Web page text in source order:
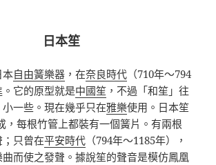
日本笙
本自由簧樂器 ，在奈良時代 （710年～794
它的原型就是中國笙 ，不過「和笙」往
一些。現在幾乎只在雅樂使用。日本笙
，每根竹管上都裝有一個簧片。有兩根
只曾在平安時代 （794年～1185年），
而使之發聲。據說笙的聲音是模仿鳳凰